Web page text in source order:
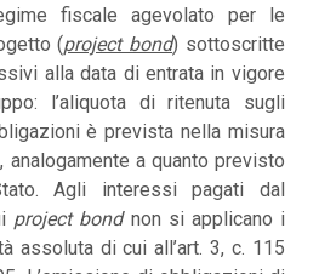
fiscale agevolato per le
(project bond) sottoscritte
alla data di entrata in vigore
l’aliquota di ritenuta sugli
è prevista nella misura
analogamente a quanto previsto
Agli interessi pagati dal
project bondnon si applicano i
assoluta di cui all’art. 3, c. 115